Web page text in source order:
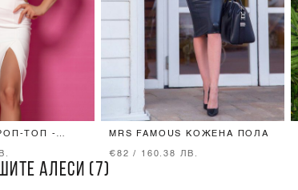
ТОП -
MRS FAMOUS КОЖЕНА ПОЛА
€82 / 160.38 ЛВ.
АЛЕСИ (7)